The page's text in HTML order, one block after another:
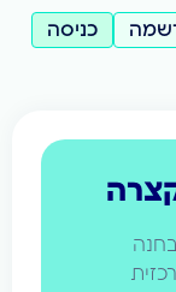
כניסה